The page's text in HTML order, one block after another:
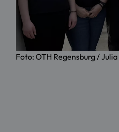
Foto: OTH Regensburg / Julia